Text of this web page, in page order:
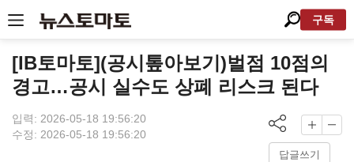
구독
[IB토마토](공시톺아보기)벌점 10점의
경고…공시 실수도 상폐 리스크 된다
입력: 2026-05-18 19:56:20
수정: 2026-05-18 19:56:20
답글쓰기